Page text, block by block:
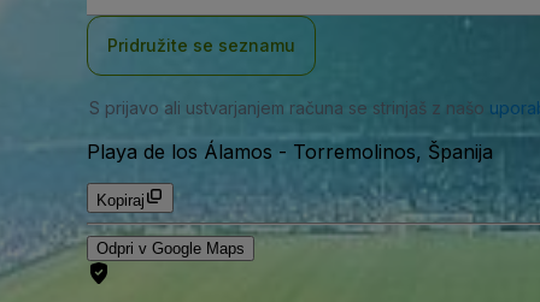
Pridružite se seznamu
S prijavo ali ustvarjanjem računa se strinjaš z našo
Playa de los Álamos - Torremolinos, Španija
Kopiraj
Odpri v Google Maps